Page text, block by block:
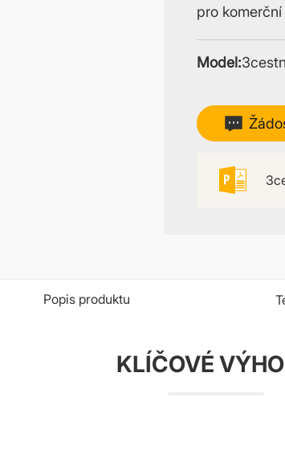
pro
Model:
Popis produktu
KLÍČOVÉ